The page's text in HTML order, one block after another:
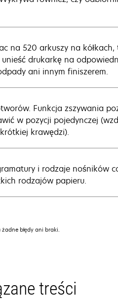
na 520 arkuszy na
drukarkę na
ani innym finiszerem.
Funkcja zszywania
w pozycji pojedynczej
krawędzi).
i rodzaje nośników
rodzajów papieru.
błędy ani braki.
treści